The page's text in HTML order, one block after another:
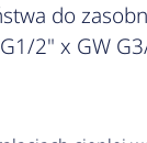
do
2" x GW